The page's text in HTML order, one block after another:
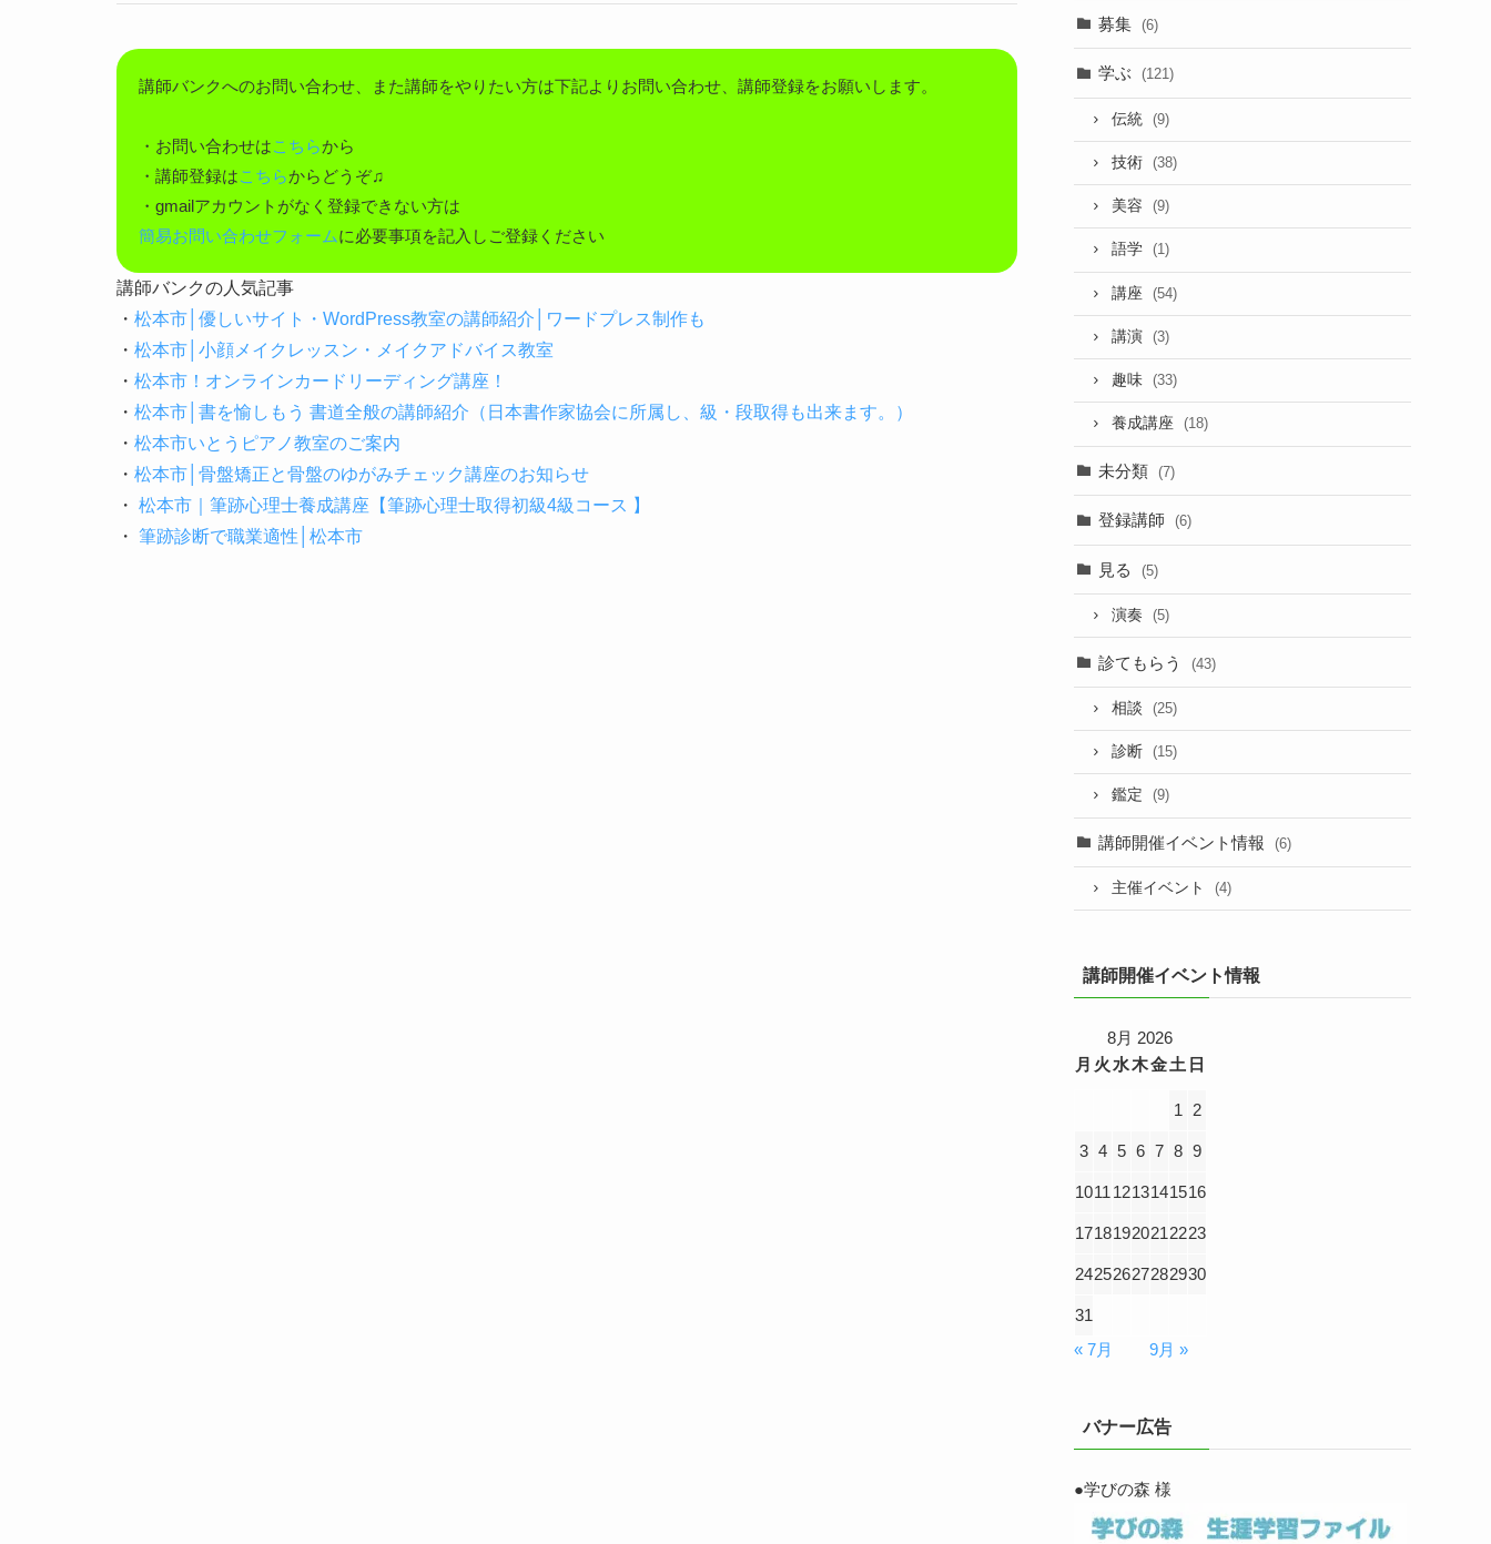
講師バンクへのお問い合わせ、また講師をやりたい方は下記よりお問い合わせ、講師登録をお願いします。
・お問い合わせはこちらから
・講師登録はこちらからどうぞ♫
・gmailアカウントがなく登録できない方は
簡易お問い合わせフォームに必要事項を記入しご登録ください
講師バンクの人気記事
・松本市│優しいサイト・WordPress教室の講師紹介│ワードプレス制作も
・松本市│小顔メイクレッスン・メイクアドバイス教室
・松本市！オンラインカードリーディング講座！
・松本市│書を愉しもう 書道全般の講師紹介（日本書作家協会に所属し、級・段取得も出来ます。）
・松本市いとうピアノ教室のご案内
・松本市│骨盤矯正と骨盤のゆがみチェック講座のお知らせ
・ 松本市｜筆跡心理士養成講座【筆跡心理士取得初級4級コース 】
・ 筆跡診断で職業適性│松本市
募集 (6)
学ぶ (121)
伝統 (9)
技術 (38)
美容 (9)
語学 (1)
講座 (54)
講演 (3)
趣味 (33)
養成講座 (18)
未分類 (7)
登録講師 (6)
見る (5)
演奏 (5)
診てもらう (43)
相談 (25)
診断 (15)
鑑定 (9)
講師開催イベント情報 (6)
主催イベント (4)
講師開催イベント情報
8月 2026
月 火 水木金土 日
1 2
3 4 5 6 7 8 9
1011 1213141516
17181920212223
24252627282930
31
« 7月
9月 »
バナー広告
●学びの森 様